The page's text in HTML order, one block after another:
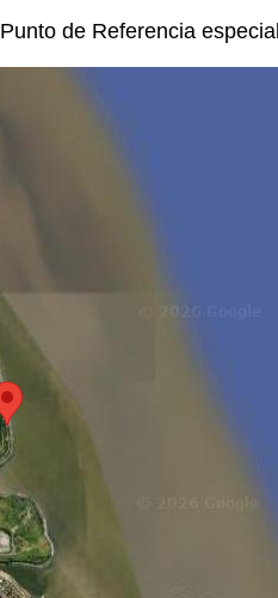
Punto de Referencia